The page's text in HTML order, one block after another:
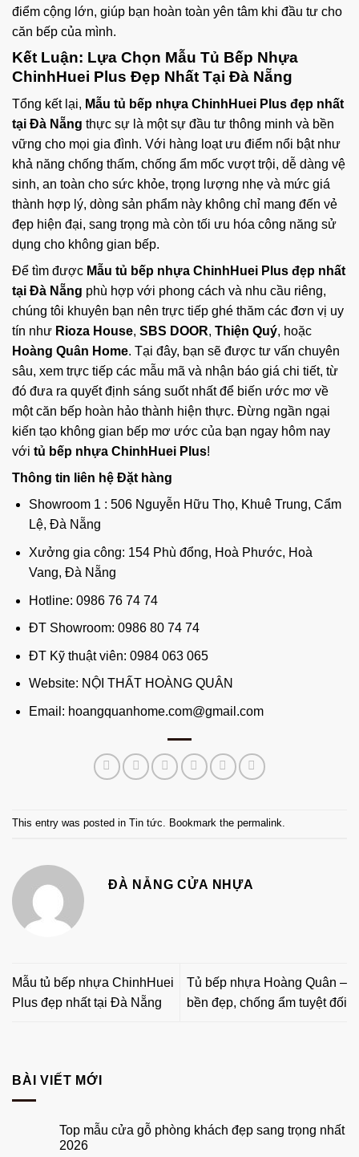
điểm cộng lớn, giúp bạn hoàn toàn yên tâm khi đầu tư cho
căn bếp của mình.
Kết Luận: Lựa Chọn Mẫu Tủ Bếp Nhựa
ChinhHuei Plus Đẹp Nhất Tại Đà Nẵng
Tổng kết lại, Mẫu tủ bếp nhựa ChinhHuei Plus đẹp nhất
tại Đà Nẵng thực sự là một sự đầu tư thông minh và bền
vững cho mọi gia đình. Với hàng loạt ưu điểm nổi bật như
khả năng chống thấm, chống ẩm mốc vượt trội, dễ dàng vệ
sinh, an toàn cho sức khỏe, trọng lượng nhẹ và mức giá
thành hợp lý, dòng sản phẩm này không chỉ mang đến vẻ
đẹp hiện đại, sang trọng mà còn tối ưu hóa công năng sử
dụng cho không gian bếp.
Để tìm được Mẫu tủ bếp nhựa ChinhHuei Plus đẹp nhất
tại Đà Nẵng phù hợp với phong cách và nhu cầu riêng,
chúng tôi khuyên bạn nên trực tiếp ghé thăm các đơn vị uy
tín như Rioza House, SBS DOOR, Thiện Quý, hoặc
Hoàng Quân Home. Tại đây, bạn sẽ được tư vấn chuyên
sâu, xem trực tiếp các mẫu mã và nhận báo giá chi tiết, từ
đó đưa ra quyết định sáng suốt nhất để biến ước mơ về
một căn bếp hoàn hảo thành hiện thực. Đừng ngần ngại
kiến tạo không gian bếp mơ ước của bạn ngay hôm nay
với tủ bếp nhựa ChinhHuei Plus!
Thông tin liên hệ Đặt hàng
Showroom 1 : 506 Nguyễn Hữu Thọ, Khuê Trung, Cẩm
Lệ, Đà Nẵng
Xưởng gia công: 154 Phù đổng, Hoà Phước, Hoà
Vang, Đà Nẵng
Hotline: 0986 76 74 74
ĐT Showroom: 0986 80 74 74
ĐT Kỹ thuật viên: 0984 063 065
Website: NỘI THẤT HOÀNG QUÂN
Email: hoangquanhome.com@gmail.com
This entry was posted in Tin tức. Bookmark the permalink.
ĐÀ NẴNG CỬA NHỰA
Mẫu tủ bếp nhựa ChinhHuei
Plus đẹp nhất tại Đà Nẵng
Tủ bếp nhựa Hoàng Quân –
bền đẹp, chống ẩm tuyệt đối
BÀI VIẾT MỚI
Top mẫu cửa gỗ phòng khách đẹp sang trọng nhất
2026